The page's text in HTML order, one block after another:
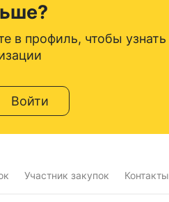
в профиль, чтобы узнать
Войти
Участник закупок Контакты